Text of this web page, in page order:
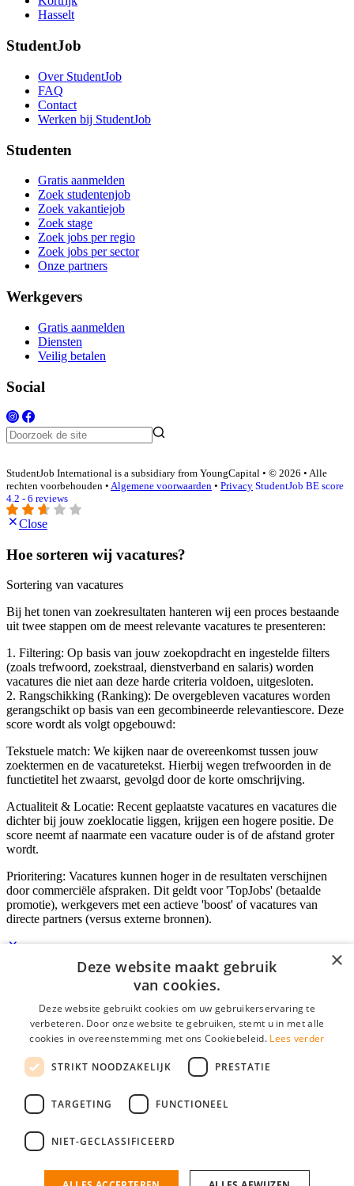
Hasselt
StudentJob
Over StudentJob
FAQ
Contact
Werken bij StudentJob
Studenten
Gratis aanmelden
Zoek studentenjob
Zoek vakantiejob
Zoek stage
Zoek jobs per regio
Zoek jobs per sector
Onze partners
Werkgevers
Gratis aanmelden
Diensten
Veilig betalen
Social
StudentJob International is a subsidiary from YoungCapital • © 2026 • Alle
rechten voorbehouden • Algemene voorwaarden • Privacy StudentJob BE score
4.2 - 6 reviews
Close
Hoe sorteren wij vacatures?
Sortering van vacatures
Bij het tonen van zoekresultaten hanteren wij een proces bestaande
uit twee stappen om de meest relevante vacatures te presenteren:
1. Filtering: Op basis van jouw zoekopdracht en ingestelde filters
(zoals trefwoord, zoekstraal, dienstverband en salaris) worden
vacatures die niet aan deze harde criteria voldoen, uitgesloten.
2. Rangschikking (Ranking): De overgebleven vacatures worden
gerangschikt op basis van een gecombineerde relevantiescore. Deze
score wordt als volgt opgebouwd:
Tekstuele match: We kijken naar de overeenkomst tussen jouw
zoektermen en de vacaturetekst. Hierbij wegen trefwoorden in de
functietitel het zwaarst, gevolgd door de korte omschrijving.
Actualiteit & Locatie: Recent geplaatste vacatures en vacatures die
dichter bij jouw zoeklocatie liggen, krijgen een hogere positie. De
score neemt af naarmate een vacature ouder is of de afstand groter
wordt.
Prioritering: Vacatures kunnen hoger in de resultaten verschijnen
door commerciële afspraken. Dit geldt voor 'TopJobs' (betaalde
promotie), werkgevers met een actieve 'boost' of vacatures van
directe partners (versus externe bronnen).
E-mail*
Wachtwoord
login gegevens onthouden
login
Bedrijf aanmelden
nieuwe collega/werknemer zo gevonden!
×
Deze website maakt gebruik
van cookies.
Deze website gebruikt cookies om uw gebruikerservaring te
verbeteren. Door onze website te gebruiken, stemt u in met alle
cookies in overeenstemming met ons Cookiebeleid. Lees verder
STRIKT NOODZAKELIJK PRESTATIE
TARGETING FUNCTIONEEL
NIET-GECLASSIFICEERD